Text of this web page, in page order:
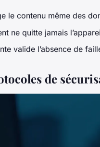
le contenu même des
ne quitte jamais
valide l’absence de
de